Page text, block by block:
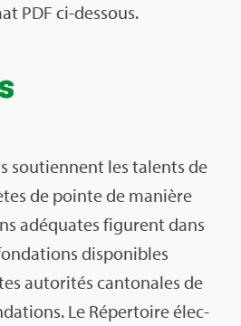
PDF ci-des­sous.
sou­tiennent les talents de
de pointe de manière
adé­quates figurent dans
dis­po­nibles
auto­ri­tés can­to­nales de
Le Réper­toire élec­